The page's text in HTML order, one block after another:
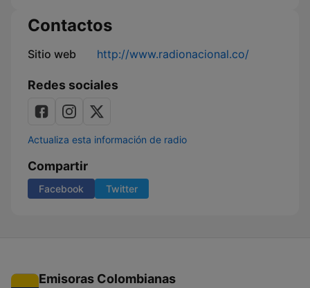
Contactos
Sitio web http://www.radionacional.co/
Redes sociales
Actualiza esta información de radio
Compartir
Facebook Twitter
Emisoras Colombianas